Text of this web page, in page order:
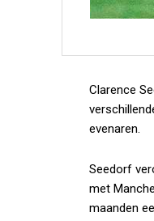
Clarence
evenaren.
Seedorf
met
maanden